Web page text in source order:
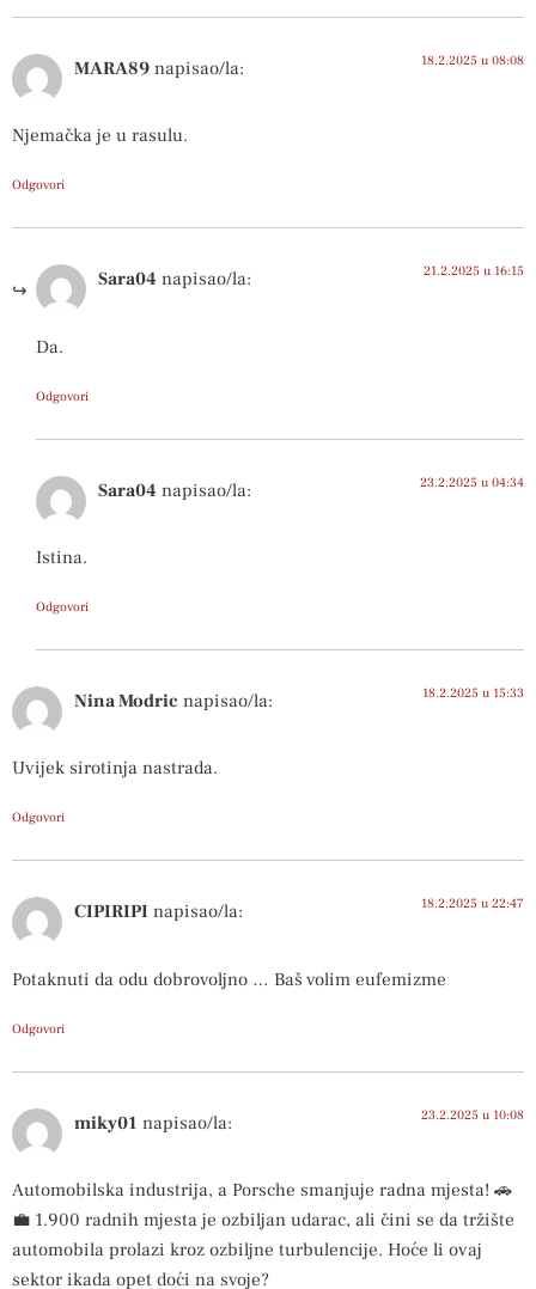
MARA89 napisao/la: 18.2.2025 u 08:08
Njemačka je u rasulu.
Odgovori
Sara04 napisao/la: 21.2.2025 u 16:15
Da.
Odgovori
Sara04 napisao/la: 23.2.2025 u 04:34
Istina.
Odgovori
Nina Modric napisao/la: 18.2.2025 u 15:33
Uvijek sirotinja nastrada.
Odgovori
CIPIRIPI napisao/la: 18.2.2025 u 22:47
Potaknuti da odu dobrovoljno … Baš volim eufemizme
Odgovori
miky01 napisao/la: 23.2.2025 u 10:08
Automobilska industrija, a Porsche smanjuje radna mjesta! 🚗
💼 1.900 radnih mjesta je ozbiljan udarac, ali čini se da tržište
automobila prolazi kroz ozbiljne turbulencije. Hoće li ovaj
sektor ikada opet doći na svoje?